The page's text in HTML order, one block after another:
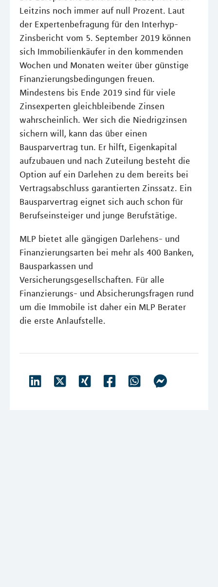
Leitzins noch immer auf null Prozent. Laut
der Expertenbefragung für den Interhyp-
Zinsbericht vom 5. September 2019 können
sich Immobilienkäufer in den kommenden
Wochen und Monaten weiter über günstige
Finanzierungsbedingungen freuen.
Mindestens bis Ende 2019 sind für viele
Zinsexperten gleichbleibende Zinsen
wahrscheinlich. Wer sich die Niedrigzinsen
sichern will, kann das über einen
Bausparvertrag tun. Er hilft, Eigenkapital
aufzubauen und nach Zuteilung besteht die
Option auf ein Darlehen zu dem bereits bei
Vertragsabschluss garantierten Zinssatz. Ein
Bausparvertrag eignet sich auch schon für
Berufseinsteiger und junge Berufstätige.
MLP bietet alle gängigen Darlehens- und
Finanzierungsarten bei mehr als 400 Banken,
Bausparkassen und
Versicherungsgesellschaften. Für alle
Finanzierungs- und Absicherungsfragen rund
um die Immobile ist daher ein MLP Berater
die erste Anlaufstelle.